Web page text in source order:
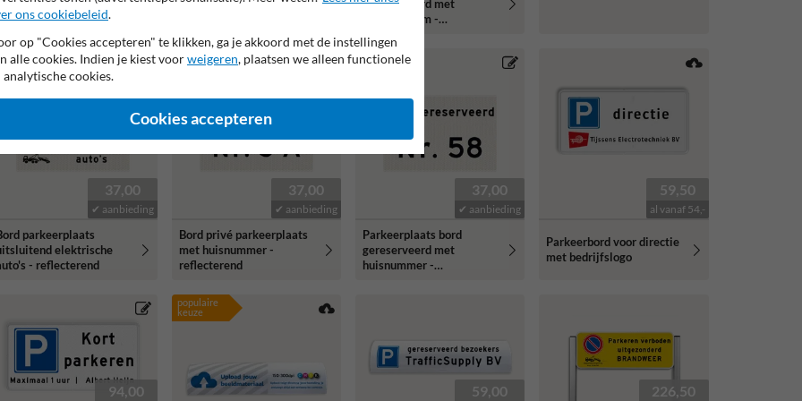
gereserveerd met logo -
gereserveerd met
bedrijfsnaam -
reflecterend
37,00
✔ aanbieding
parkeerplaats
elektrische
- reflecterend
37,00
✔ aanbieding
Bord privé parkeerplaats
met huisnummer -
reflecterend
37,00
✔ aanbieding
Parkeerplaats bord
gereserveerd met
huisnummer -
59,50
al vanaf 54,-
Parkeerbord voor directie
met bedrijfslogo
94,00
populaire
keuze
59,00 226,50
ons cookiebeleid.
op "Cookies accepteren" te klikken, ga je akkoord met de instellingen
alle cookies. Indien je kiest voorweigeren, plaatsen we alleen functionele
analytische cookies.
Cookies accepteren